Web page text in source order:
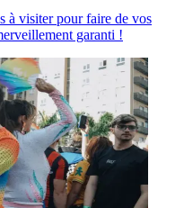
à visiter pour faire de vos
garanti !